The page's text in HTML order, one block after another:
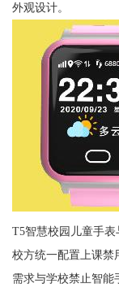
外观设计。
T5智慧校园儿童手
校方统一配置上课禁
需求与学校禁止智能